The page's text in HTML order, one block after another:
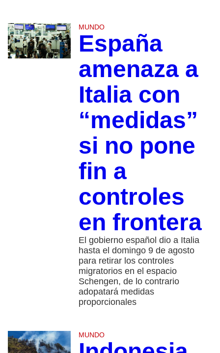
MUNDO
España
amenaza a
Italia con
“medidas”
si no pone
fin a
controles
en frontera
El gobierno español dio a Italia
hasta el domingo 9 de agosto
para retirar los controles
migratorios en el espacio
Schengen, de lo contrario
adopatará medidas
proporcionales
MUNDO